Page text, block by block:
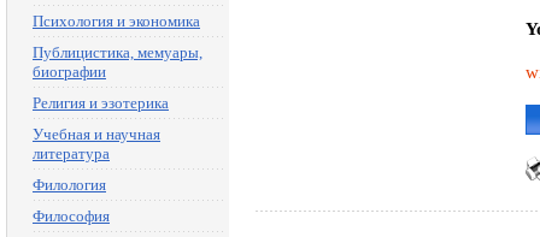
Психология и экономика
Публицистика, мемуары,
биографии
Религия и эзотерика
Учебная и научная
литература
Филология
Философия